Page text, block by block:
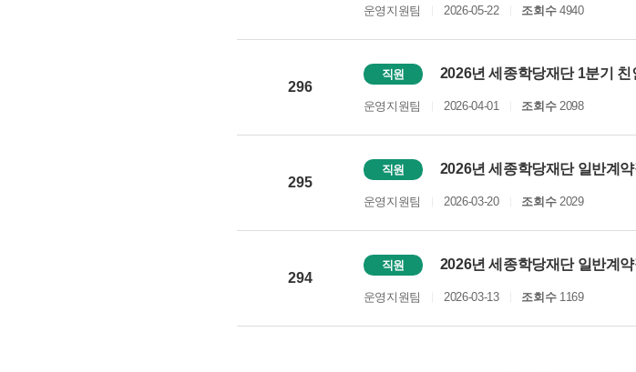
운영지원팀 2026-05-22 조회수4940
296
직원 2026년 세종학당재단 1분기 친
운영지원팀 2026-04-01 조회수2098
295
직원 2026년 세종학당재단 일반계
운영지원팀 2026-03-20 조회수2029
294
직원 2026년 세종학당재단 일반계
운영지원팀 2026-03-13 조회수1169